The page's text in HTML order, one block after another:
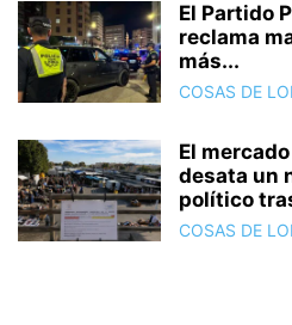
El Partido
reclama
más...
COSAS DE
El
desata un
político
COSAS DE